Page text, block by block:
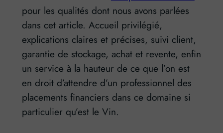
pour les qualités dont nous avons parlées
dans cet article. Accueil privilégié,
explications claires et précises, suivi client,
garantie de stockage, achat et revente, enfin
un service à la hauteur de ce que l’on est
en droit d’attendre d’un professionnel des
placements financiers dans ce domaine si
particulier qu’est le Vin.